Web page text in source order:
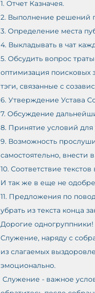
1. Отчет Казначея.
2. Выполнение решений
3. Определение места
4. Выкладывать в чат
5. Обсудить вопрос
оптимизация поисковых
тэги, связанные с
6. Утверждение Устава
7. Обсуждение
8. Принятие условий для
9. Возможность
самостоятельно, внести
10. Соответствие
И так же в еще не
11. Предложения по
убрать из текста конца
Дорогие одногруппники!
Служение, наряду с
из слагаемых
эмоционально.